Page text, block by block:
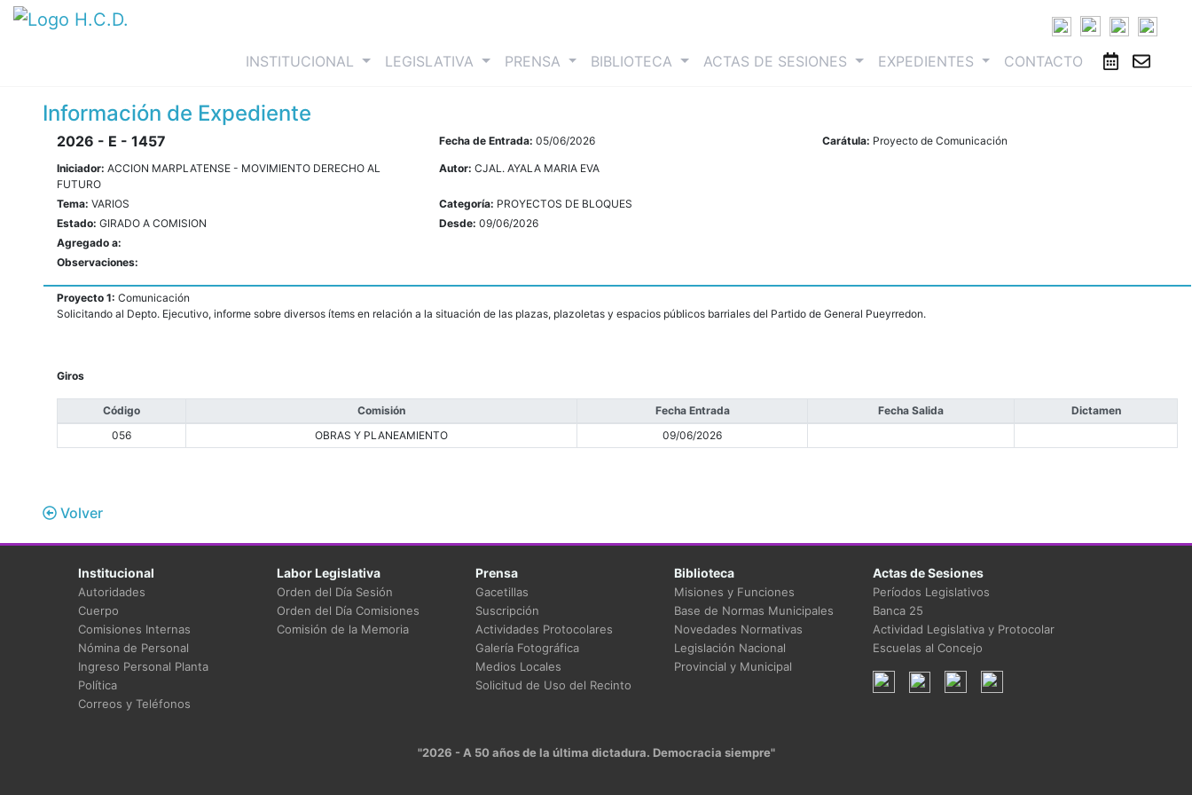
INSTITUCIONAL (current)LEGISLATIVA PRENSA BIBLIOTECA ACTAS DE SESIONES EXPEDIENTES CONTACTO
Información de Expediente
2026 - E - 1457 Fecha de Entrada:05/06/2026 Carátula: Proyecto de Comunicación
Iniciador: ACCION MARPLATENSE - MOVIMIENTO DERECHO AL
FUTURO
Autor:CJAL. AYALA MARIA EVA
Tema: VARIOS Categoría: PROYECTOS DE BLOQUES
Estado: GIRADO A COMISION Desde:09/06/2026
Agregado a:
Observaciones:
Proyecto 1: Comunicación
Solicitando al Depto. Ejecutivo, informe sobre diversos ítems en relación a la situación de las plazas, plazoletas y espacios públicos barriales del Partido de General Pueyrredon.
Giros
Código Comisión Fecha Entrada Fecha Salida
Dictamen
056
OBRAS Y PLANEAMIENTO 09/06/2026
Volver
Institucional
Autoridades
Cuerpo
Comisiones Internas
Nómina de Personal
Ingreso Personal Planta
Política
Correos y Teléfonos
Labor Legislativa
Orden del Día Sesión
Orden del Día Comisiones
Comisión de la Memoria
Prensa
Gacetillas
Suscripción
Actividades Protocolares
Galería Fotográfica
Medios Locales
Solicitud de Uso del Recinto
Biblioteca
Misiones y Funciones
Base de Normas Municipales
Novedades Normativas
Legislación Nacional
Provincial y Municipal
Actas de Sesiones
Períodos Legislativos
Banca 25
Actividad Legislativa y Protocolar
Escuelas al Concejo
"2026 - A 50 años de la última dictadura. Democracia siempre"